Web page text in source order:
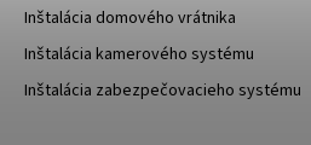
Inštalácia domového vrátnika
Inštalácia kamerového systému
Inštalácia zabezpečovacieho systému